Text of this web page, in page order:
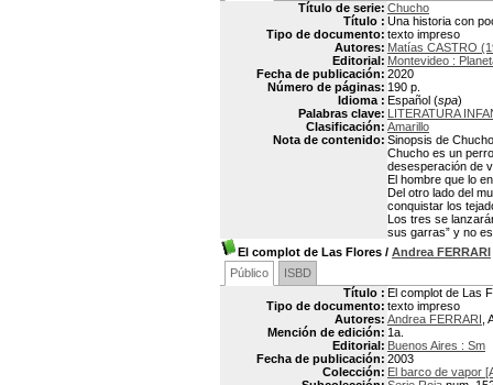
Título de serie: Chucho
Título : Una historia con
Tipo de documento: texto impreso
Autores: Matías CASTRO
Editorial: Montevideo :
Fecha de publicación: 2020
Número de páginas: 190 p.
Idioma : Español (spa)
Palabras clave: LITERATURA
Clasificación: Amarillo
Nota de contenido: Sinopsis de
Chucho es un
desesperación de
El hombre que lo
Del otro lado del
conquistar los
Los tres se
sus garras” y no
El complot de Las Flores / Andrea FERRARI
Público
ISBD
Título : El complot de Las
Tipo de documento: texto impreso
Autores: Andrea FERRARI ,
Mención de edición: 1a.
Editorial: Buenos Aires : Sm
Fecha de publicación: 2003
Colección: El barco de vapor